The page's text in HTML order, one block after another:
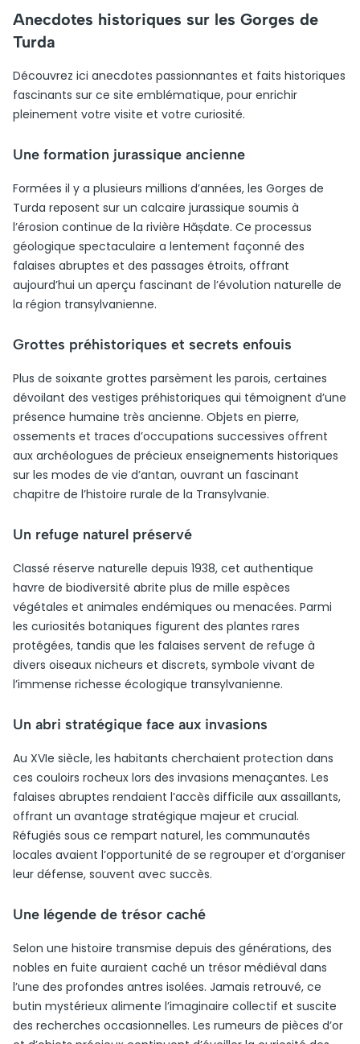
Anecdotes historiques sur les Gorges de
Turda
Découvrez ici anecdotes passionnantes et faits historiques
fascinants sur ce site emblématique, pour enrichir
pleinement votre visite et votre curiosité.
Une formation jurassique ancienne
Formées il y a plusieurs millions d’années, les Gorges de
Turda reposent sur un calcaire jurassique soumis à
l’érosion continue de la rivière Hășdate. Ce processus
géologique spectaculaire a lentement façonné des
falaises abruptes et des passages étroits, offrant
aujourd’hui un aperçu fascinant de l’évolution naturelle de
la région transylvanienne.
Grottes préhistoriques et secrets enfouis
Plus de soixante grottes parsèment les parois, certaines
dévoilant des vestiges préhistoriques qui témoignent d’une
présence humaine très ancienne. Objets en pierre,
ossements et traces d’occupations successives offrent
aux archéologues de précieux enseignements historiques
sur les modes de vie d’antan, ouvrant un fascinant
chapitre de l’histoire rurale de la Transylvanie.
Un refuge naturel préservé
Classé réserve naturelle depuis 1938, cet authentique
havre de biodiversité abrite plus de mille espèces
végétales et animales endémiques ou menacées. Parmi
les curiosités botaniques figurent des plantes rares
protégées, tandis que les falaises servent de refuge à
divers oiseaux nicheurs et discrets, symbole vivant de
l’immense richesse écologique transylvanienne.
Un abri stratégique face aux invasions
Au XVIe siècle, les habitants cherchaient protection dans
ces couloirs rocheux lors des invasions menaçantes. Les
falaises abruptes rendaient l’accès difficile aux assaillants,
offrant un avantage stratégique majeur et crucial.
Réfugiés sous ce rempart naturel, les communautés
locales avaient l’opportunité de se regrouper et d’organiser
leur défense, souvent avec succès.
Une légende de trésor caché
Selon une histoire transmise depuis des générations, des
nobles en fuite auraient caché un trésor médiéval dans
l’une des profondes antres isolées. Jamais retrouvé, ce
butin mystérieux alimente l’imaginaire collectif et suscite
des recherches occasionnelles. Les rumeurs de pièces d’or